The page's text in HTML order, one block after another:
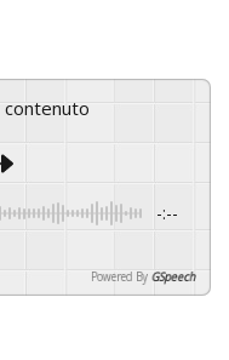
contenuto
-:--
Powered By GSpeech